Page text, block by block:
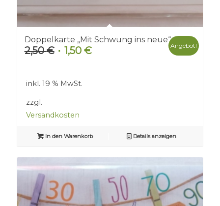
Doppelkarte „Mit Schwung ins neue“
2,50€ Ursprünglicher
2,50 €
1,50 €Aktueller
Angebot!
inkl. 19 % MwSt.
zzgl.
Versandkosten
In den Warenkorb Details anzeigen